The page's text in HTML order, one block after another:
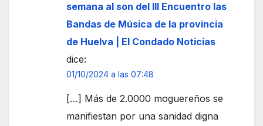
semana al son del III Encuentro las
Bandas de Música de la provincia
de Huelva | El Condado Noticias
dice:
01/10/2024 a las 07:48
[…] Más de 2.0000 moguereños se
manifiestan por una sanidad digna